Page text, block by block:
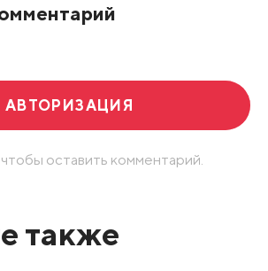
АВТОРИЗАЦИЯ
оставить комментарий.
также